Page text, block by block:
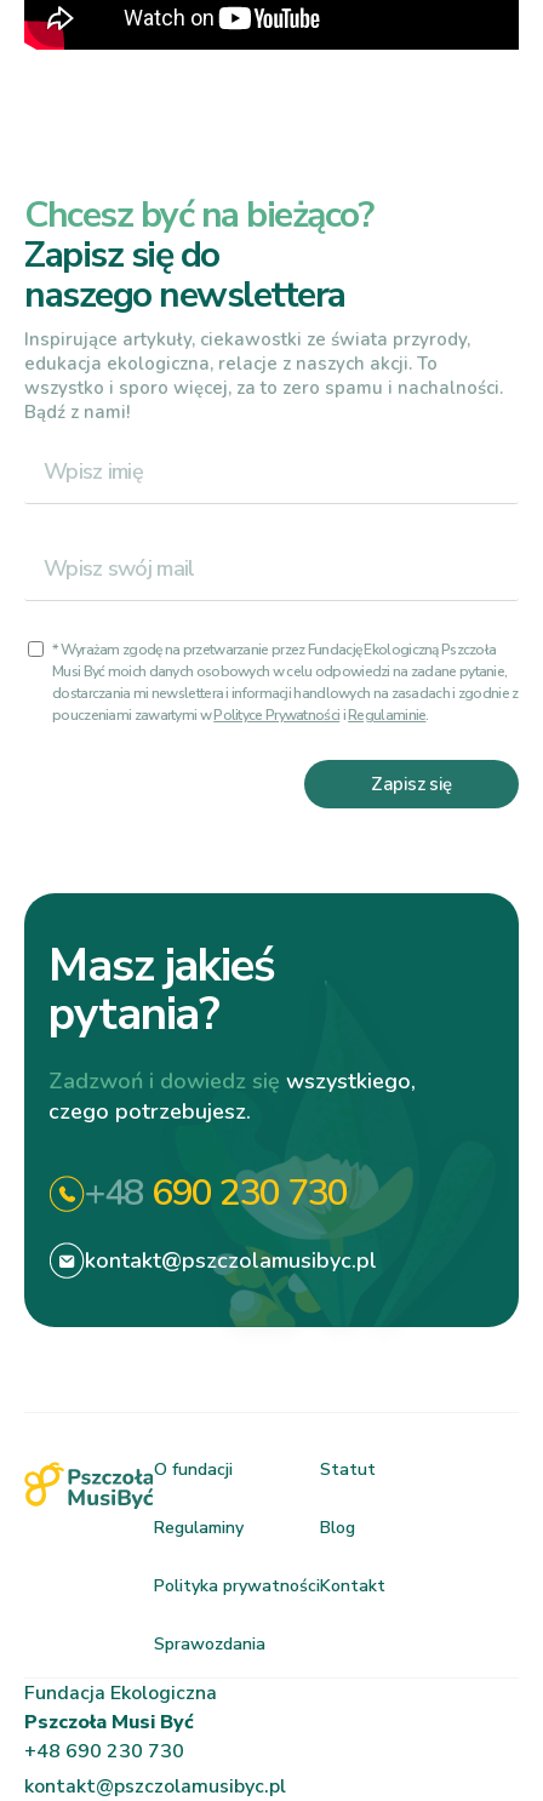
Chcesz być na bieżąco?
Zapisz się do
naszego newslettera
Inspirujące artykuły, ciekawostki ze świata przyrody,
edukacja ekologiczna, relacje z naszych akcji. To
wszystko i sporo więcej, za to zero spamu i nachalności.
Bądź z nami!
* Wyrażam zgodę na przetwarzanie przez Fundację Ekologiczną Pszczoła
Musi Być moich danych osobowych w celu odpowiedzi na zadane pytanie,
dostarczania mi newslettera i informacji handlowych na zasadach i zgodnie z
pouczeniami zawartymi wPolityce PrywatnościiRegulaminie.
Zapisz się
Masz jakieś
pytania?
Zadzwoń i dowiedz się wszystkiego,
czego potrzebujesz.
+48 690 230 730
kontakt@pszczolamusibyc.pl
O fundacji
Regulaminy
Polityka prywatności
Sprawozdania
Statut
Blog
Kontakt
Fundacja Ekologiczna
Pszczoła Musi Być
+48 690 230 730
kontakt@pszczolamusibyc.pl